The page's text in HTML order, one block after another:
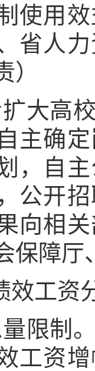
使用
省人
大高
主确
，自
公开
向相
保障
效工资
限制
工资